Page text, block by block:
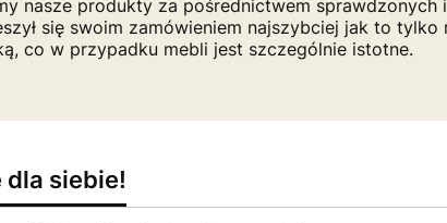
nasze produkty za pośrednictwem
się swoim zamówieniem najszybciej jak to
co w przypadku mebli jest szczególnie istotne.
dla siebie!